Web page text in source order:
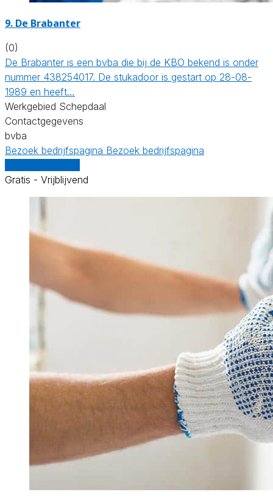
9. De Brabanter
(0)
De Brabanter is een bvba die bij de KBO bekend is onder
nummer 438254017. De stukadoor is gestart op 28-08-
1989 en heeft…
Werkgebied Schepdaal
Contactgegevens
bvba
Bezoek bedrijfspagina Bezoek bedrijfspagina
Gratis - Vrijblijvend